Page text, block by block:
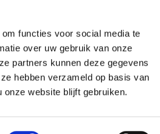
functies voor social media te
over uw gebruik van onze
partners kunnen deze gegevens
hebben verzameld op basis van
website blijft gebruiken.